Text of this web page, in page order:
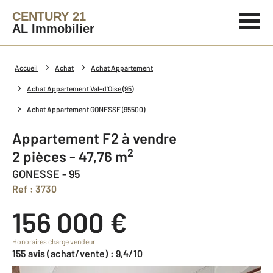
CENTURY 21
AL Immobilier
Accueil Achat Achat Appartement
Achat Appartement Val-d'Oise (95)
Achat Appartement GONESSE (95500)
Appartement F2 à vendre
2 pièces - 47,76 m2
GONESSE - 95
Ref : 3730
156 000 €
Honoraires charge vendeur
155 avis (achat/vente) : 9,4/10